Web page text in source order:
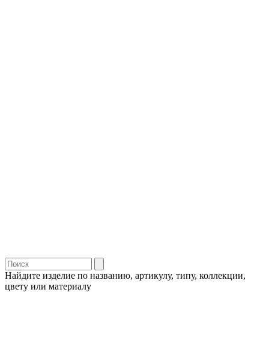
Найдите изделие по названию, артикулу, типу, коллекции,
цвету или материалу